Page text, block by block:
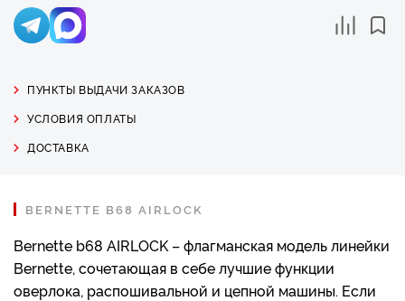
ПУНКТЫ ВЫДАЧИ ЗАКАЗОВ
УСЛОВИЯ ОПЛАТЫ
ДОСТАВКА
BERNETTE B68 AIRLOCK
Bernette b68 AIRLOCK – флагманская модель линейки
Bernette, сочетающая в себе лучшие функции
оверлока, распошивальной и цепной машины. Если